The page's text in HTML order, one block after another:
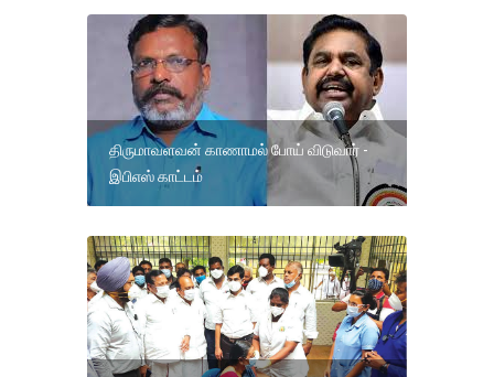
திருமாவளவன் காணாமல் போய் விடுவார் -
இபிஎஸ் காட்டம்